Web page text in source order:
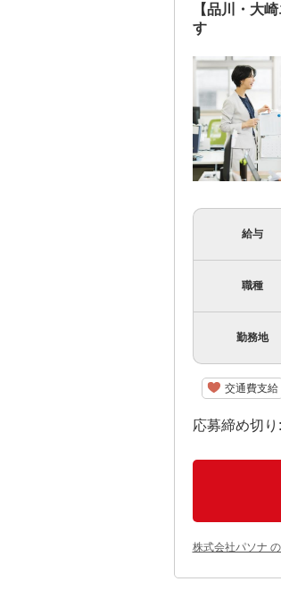
【品川・大
す
給与
職種
勤務地
交通費支給
応募締め切
株式会社パソナ